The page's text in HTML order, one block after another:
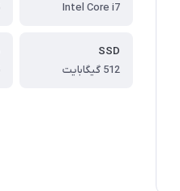
Intel Core i7
SSD
512 گیگابایت